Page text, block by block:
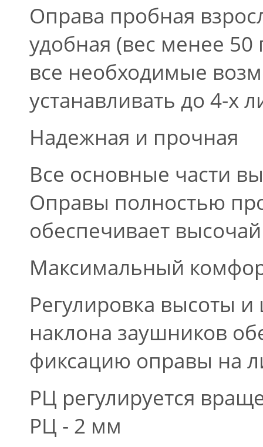
Оправа пробная
удобная (вес менее
все необходимые
устанавливать до 4-х
Надежная и прочная
Все основные части
Оправы полностью
обеспечивает
Максимальный
Регулировка высоты
наклона заушников
фиксацию оправы на
РЦ регулируется
РЦ - 2 мм